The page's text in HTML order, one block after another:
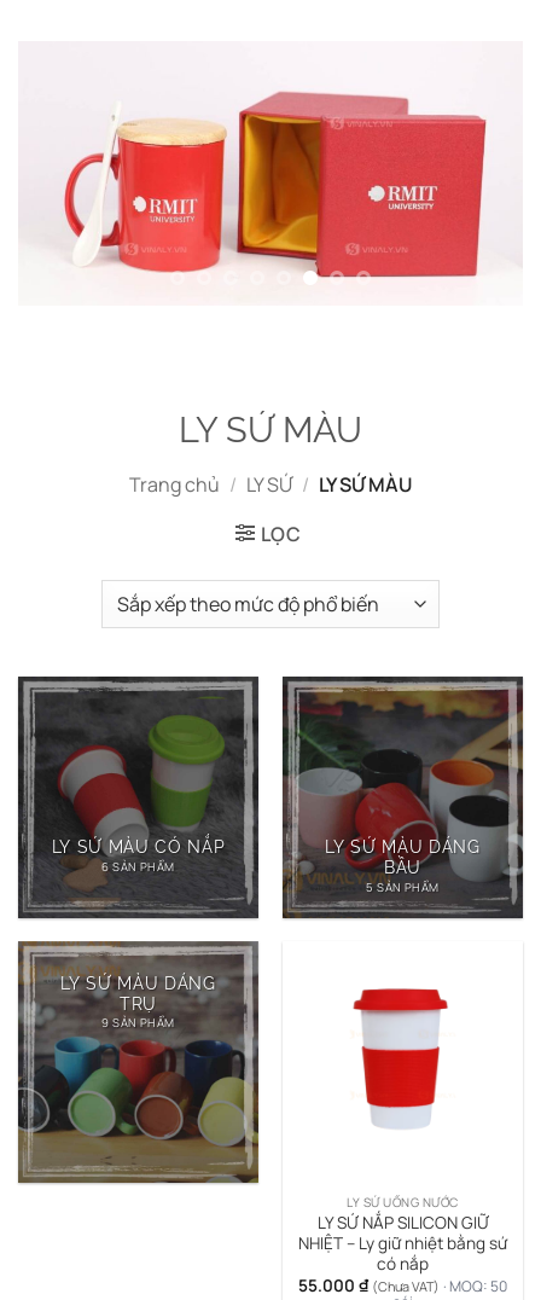
LY SỨ MÀU
Trang chủ / LY SỨ / LY SỨ MÀU
LỌC
LY SỨ MÀU CÓ NẮP
6 SẢN PHẨM
LY SỨ MÀU DÁNG
BẦU
5 SẢN PHẨM
LY SỨ MÀU DÁNG
TRỤ
9 SẢN PHẨM
LY SỨ UỐNG NƯỚC
LY SỨ NẮP SILICON GIỮ
NHIỆT – Ly giữ nhiệt bằng sứ
có nắp
55.000 ₫ (Chưa VAT) · MOQ: 50